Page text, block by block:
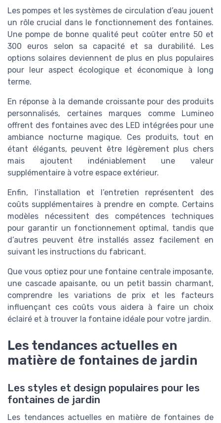
Les pompes et les systèmes de circulation d’eau jouent
un rôle crucial dans le fonctionnement des fontaines.
Une pompe de bonne qualité peut coûter entre 50 et
300 euros selon sa capacité et sa durabilité. Les
options solaires deviennent de plus en plus populaires
pour leur aspect écologique et économique à long
terme.
En réponse à la demande croissante pour des produits
personnalisés, certaines marques comme Lumineo
offrent des fontaines avec des LED intégrées pour une
ambiance nocturne magique. Ces produits, tout en
étant élégants, peuvent être légèrement plus chers
mais ajoutent indéniablement une valeur
supplémentaire à votre espace extérieur.
Enfin, l’installation et l’entretien représentent des
coûts supplémentaires à prendre en compte. Certains
modèles nécessitent des compétences techniques
pour garantir un fonctionnement optimal, tandis que
d’autres peuvent être installés assez facilement en
suivant les instructions du fabricant.
Que vous optiez pour une fontaine centrale imposante,
une cascade apaisante, ou un petit bassin charmant,
comprendre les variations de prix et les facteurs
influençant ces coûts vous aidera à faire un choix
éclairé et à trouver la fontaine idéale pour votre jardin.
Les tendances actuelles en
matière de fontaines de jardin
Les styles et design populaires pour les
fontaines de jardin
Les tendances actuelles en matière de fontaines de